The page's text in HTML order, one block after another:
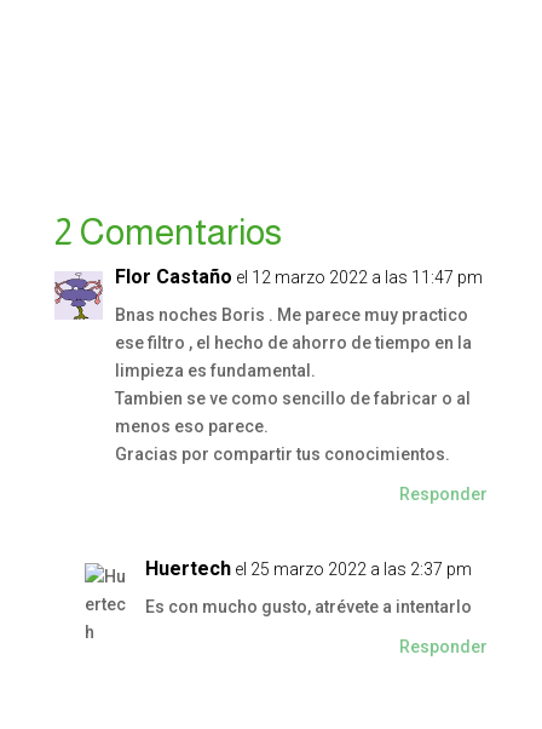
2 Comentarios
Flor Castaño el 12 marzo 2022 a las 11:47 pm
Bnas noches Boris . Me parece muy practico
ese filtro , el hecho de ahorro de tiempo en la
limpieza es fundamental.
Tambien se ve como sencillo de fabricar o al
menos eso parece.
Gracias por compartir tus conocimientos.
Responder
Huertech el 25 marzo 2022 a las 2:37 pm
Es con mucho gusto, atrévete a intentarlo
Responder